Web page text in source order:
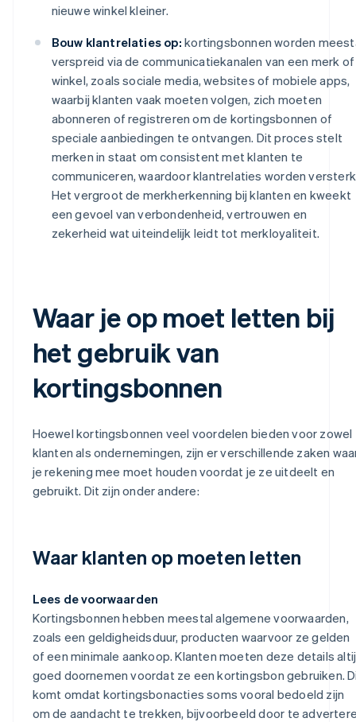
nieuwe winkel kleiner.
Bouw klantrelaties op: kortingsbonnen worden
verspreid via de communicatiekanalen van een merk of
winkel, zoals sociale media, websites of mobiele apps,
waarbij klanten vaak moeten volgen, zich moeten
abonneren of registreren om de kortingsbonnen of
speciale aanbiedingen te ontvangen. Dit proces stelt
merken in staat om consistent met klanten te
communiceren, waardoor klantrelaties worden
Het vergroot de merkherkenning bij klanten en kweekt
een gevoel van verbondenheid, vertrouwen en
zekerheid wat uiteindelijk leidt tot merkloyaliteit.
Waar je op moet letten bij
het gebruik van
kortingsbonnen
Hoewel kortingsbonnen veel voordelen bieden voor zowel
klanten als ondernemingen, zijn er verschillende zaken
je rekening mee moet houden voordat je ze uitdeelt en
gebruikt. Dit zijn onder andere:
Waar klanten op moeten letten
Lees de voorwaarden
Kortingsbonnen hebben meestal algemene voorwaarden,
zoals een geldigheidsduur, producten waarvoor ze gelden
of een minimale aankoop. Klanten moeten deze details
goed doornemen voordat ze een kortingsbon gebruiken.
komt omdat kortingsbonacties soms vooral bedoeld zijn
om de aandacht te trekken, bijvoorbeeld door te